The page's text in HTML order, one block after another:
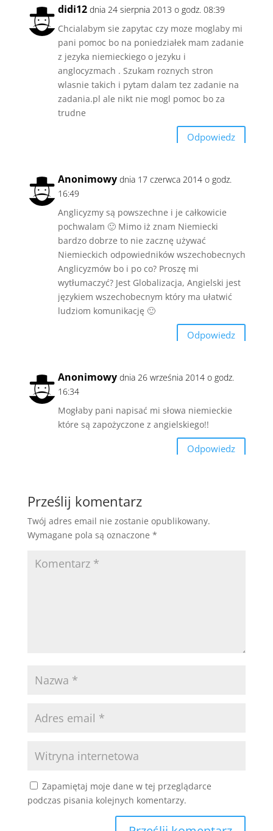
didi12 dnia 24 sierpnia 2013 o godz. 08:39
Chcialabym sie zapytac czy moze moglaby mi
pani pomoc bo na poniedziałek mam zadanie
z jezyka niemieckiego o jezyku i
anglocyzmach . Szukam roznych stron
wlasnie takich i pytam dalam tez zadanie na
zadania.pl ale nikt nie mogl pomoc bo za
trudne
Odpowiedz
Anonimowy dnia 17 czerwca 2014 o godz.
16:49
Anglicyzmy są powszechne i je całkowicie
pochwalam 🙂 Mimo iż znam Niemiecki
bardzo dobrze to nie zacznę używać
Niemieckich odpowiedników wszechobecnych
Anglicyzmów bo i po co? Proszę mi
wytłumaczyć? Jest Globalizacja, Angielski jest
językiem wszechobecnym który ma ułatwić
ludziom komunikację 🙂
Odpowiedz
Anonimowy dnia 26 września 2014 o godz.
16:34
Mogłaby pani napisać mi słowa niemieckie
które są zapożyczone z angielskiego!!
Odpowiedz
Prześlij komentarz
Twój adres email nie zostanie opublikowany.
Wymagane pola są oznaczone *
Zapamiętaj moje dane w tej przeglądarce
podczas pisania kolejnych komentarzy.